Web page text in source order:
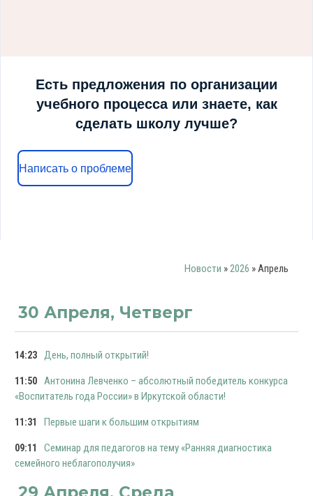
Есть предложения по организации
учебного процесса или знаете, как
сделать школу лучше?
Написать о проблеме
Новости »2026 »Апрель
30 Апреля, Четверг
14:23 День, полный открытий!
11:50
Антонина Левченко – абсолютный победитель конкурса
«Воспитатель года России» в Иркутской области!
11:31 Первые шаги к большим открытиям
09:11
Семинар для педагогов на тему «Ранняя диагностика
семейного неблагополучия»